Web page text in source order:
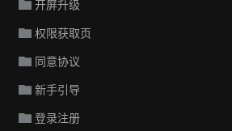
开屏升级
权限获取页
同意协议
新手引导
登录注册